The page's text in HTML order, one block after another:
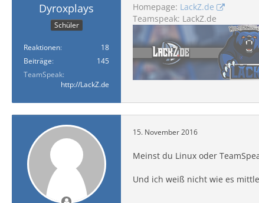
Dyroxplays
Schüler
Reaktionen
18
Beiträge
145
TeamSpeak
http://LackZ.de
Homepage: LackZ.de
Teamspeak: LackZ.de
15. November 2016
Meinst du Linux oder
Und ich weiß nicht wie es